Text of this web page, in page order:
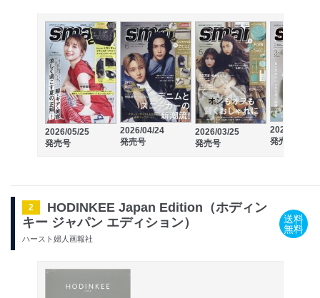
2026/05/25
発売号
2026/04/24
発売号
2026/03/25
発売号
2026/01/23
発売号
2
HODINKEE Japan Edition（ホディン
キー ジャパン エディション）
ハースト婦人画報社
送料
無料